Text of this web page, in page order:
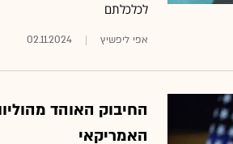
לכלכלתם
אפי ליפשיץ 02.11.2024
החיבוק האוהד
האמריקאי